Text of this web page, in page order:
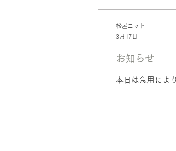
お知らせ
本日は急用によ
松屋ニット
3月17日